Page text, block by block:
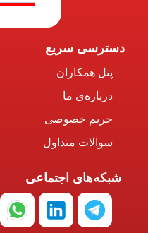
دسترسی سریع
پنل همکاران
درباره‌ی ما
حریم خصوصی
سوالات متداول
شبکه‌های اجتماعی